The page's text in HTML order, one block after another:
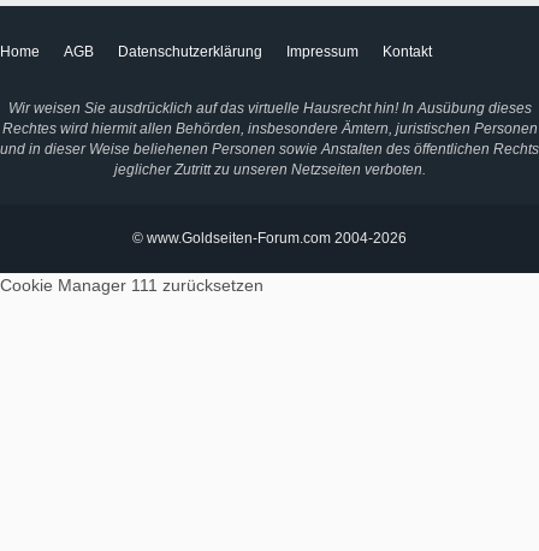
Home AGB Datenschutzerklärung Impressum Kontakt
Wir weisen Sie ausdrücklich auf das virtuelle Hausrecht hin! In Ausübung dieses
Rechtes wird hiermit allen Behörden, insbesondere Ämtern, juristischen Personen
und in dieser Weise beliehenen Personen sowie Anstalten des öffentlichen Rechts
jeglicher Zutritt zu unseren Netzseiten verboten.
© www.Goldseiten-Forum.com 2004-2026
Cookie Manager 111 zurücksetzen